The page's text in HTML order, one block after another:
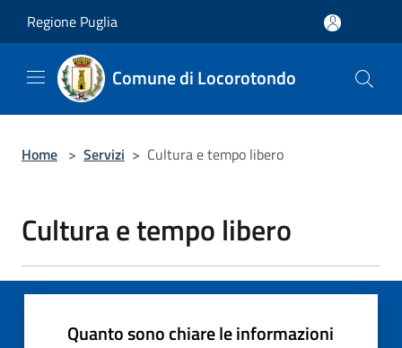
Regione Puglia
Comune di Locorotondo
Home > Servizi > Cultura e tempo libero
Cultura e tempo libero
Quanto sono chiare le informazioni